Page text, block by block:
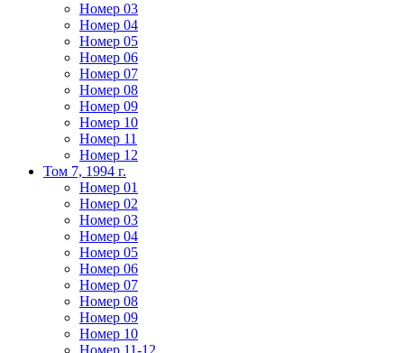
Номер 03
Номер 04
Номер 05
Номер 06
Номер 07
Номер 08
Номер 09
Номер 10
Номер 11
Номер 12
Том 7, 1994 г.
Номер 01
Номер 02
Номер 03
Номер 04
Номер 05
Номер 06
Номер 07
Номер 08
Номер 09
Номер 10
Номер 11-12